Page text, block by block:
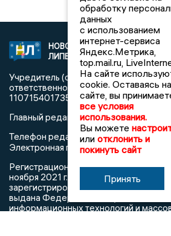
НОВОСТИ
ЛИПЕЦКА
2021 ©
«Новости Липецка»
Учредитель (соучредители):
ответственностью
1107154017354)
Главный редактор: Герцог Е.Г.
Телефон редакции: +7 903 699 9427
Электронная почта редакции:
Регистрационный номер: серия Эл
ноября 2021 г. согласно выписке из
зарегистрированных средств
выдана Федеральной службой по
информационных технологий и
обработку
данных
с использованием
интернет-сервиса
Яндекс.Метрика,
top.mail.ru,
На сайте
cookie. Оставаясь на
сайте, вы
все условия
использования.
Вы можете
или отклонить и
покинуть сайт
Принять